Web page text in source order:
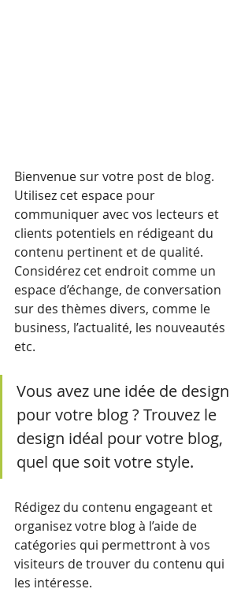
Bienvenue sur votre post de blog.
Utilisez cet espace pour
communiquer avec vos lecteurs et
clients potentiels en rédigeant du
contenu pertinent et de qualité.
Considérez cet endroit comme un
espace d’échange, de conversation
sur des thèmes divers, comme le
business, l’actualité, les nouveautés
etc.
Vous avez une idée de design
pour votre blog ? Trouvez le
design idéal pour votre blog,
quel que soit votre style.
Rédigez du contenu engageant et
organisez votre blog à l’aide de
catégories qui permettront à vos
visiteurs de trouver du contenu qui
les intéresse.